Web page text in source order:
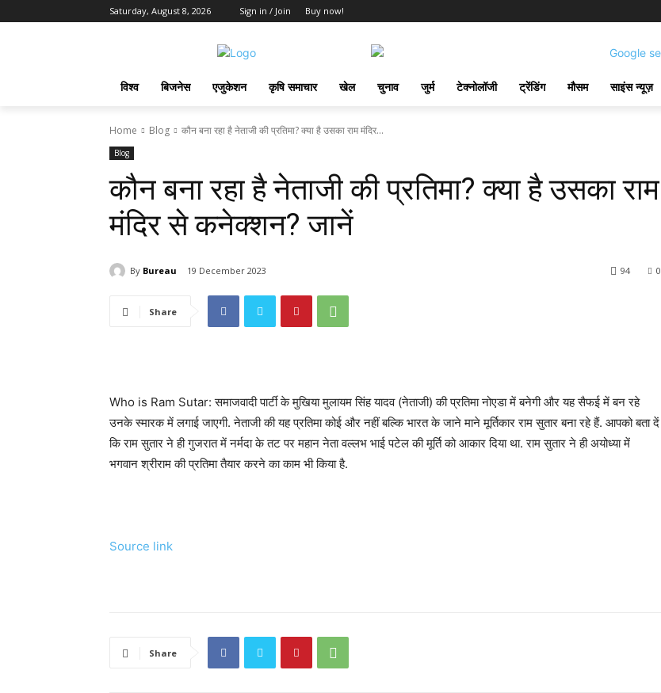
Saturday, August 8, 2026 Sign in / Join Buy now!
विश्व बिजनेस एजुकेशन कृषि समाचार खेल चुनाव जुर्म टेक्नोलॉजी ट्रेंडिंग मौसम साइंस न्यूज़
Home Blog कौन बना रहा है नेताजी की प्रत‍िमा? क्‍या है उसका राम मंद‍िर...
Blog
कौन बना रहा है नेताजी की प्रत‍िमा? क्‍या है उसका राम
मंद‍िर से कनेक्‍शन? जानें
By Bureau 19 December 2023 0
94
Share
Who is Ram Sutar: समाजवादी पार्टी के मुख‍िया मुलायम स‍िंह यादव (नेताजी) की प्रत‍िमा नोएडा में बनेगी और यह सैफई में बन रहे
उनके स्‍मारक में लगाई जाएगी. नेताजी की यह प्रत‍िमा कोई और नहीं बल्क‍ि भारत के जाने माने मूर्त‍िकार राम सुतार बना रहे हैं. आपको बता दें
क‍ि राम सुतार ने ही गुजरात में नर्मदा के तट पर महान नेता वल्लभ भाई पटेल की मूर्ति को आकार दिया था. राम सुतार ने ही अयोध्या में
भगवान श्रीराम की प्रतिमा तैयार करने का काम भी किया है.
Source link
Share